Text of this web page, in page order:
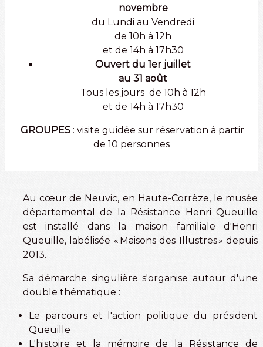
novembre
du Lundi au Vendredi
de 10h à 12h
et de 14h à 17h30
Ouvert du 1er juillet
au 31 août
Tous les jours de 10h à 12h
et de 14h à 17h30
GROUPES : visite guidée sur réservation à partir
de 10 personnes
Au cœur de Neuvic, en Haute-Corrèze, le musée
départemental de la Résistance Henri Queuille
est installé dans la maison familiale d'Henri
Queuille, labélisée « Maisons des Illustres » depuis
2013.
Sa démarche singulière s'organise autour d'une
double thématique :
Le parcours et l'action politique du président
Queuille
L'histoire et la mémoire de la Résistance de